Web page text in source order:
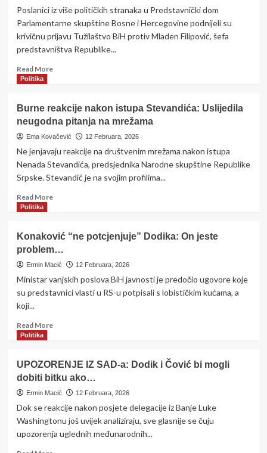
IZ
SRBIJE:
“Ostavite
nas
na
imate
nismo
braća,
preci
su
bili…”
Poslanici iz više političkih stranaka u Predstavnički dom
Parlamentarne skupštine Bosne i Hercegovine podnijeli su
krivičnu prijavu Tužilaštvo BiH protiv Mladen Filipović, šefa
predstavništva Republike...
Read MoreRead
PODNESENE:
Slučaj
protiv
vrha
RS-
a
dobija
Politika
Burne reakcije nakon istupa Stevandića: Uslijedila
neugodna pitanja na mrežama
Ema Kovačević 12 Februara, 2026
Ne jenjavaju reakcije na društvenim mrežama nakon istupa
Nenada Stevandića, predsjednika Narodne skupštine Republike
Srpske. Stevandić je na svojim profilima...
Read MoreRead
reakcije
nakon
istupa
Stevandića:
Uslijedila
neugodna
Politika
Konaković “ne potcjenjuje” Dodika: On jeste
problem…
Ermin Macić 12 Februara, 2026
Ministar vanjskih poslova BiH javnosti je predočio ugovore koje
su predstavnici vlasti u RS-u potpisali s lobističkim kućama, a
koji...
Read MoreRead
“ne
potcjenjuje”
Dodika:
On
jeste
problem…
Politika
UPOZORENJE IZ SAD-a: Dodik i Čović bi mogli
dobiti bitku ako…
Ermin Macić 12 Februara, 2026
Dok se reakcije nakon posjete delegacije iz Banje Luke
Washingtonu još uvijek analiziraju, sve glasnije se čuju
upozorenja uglednih međunarodnih...